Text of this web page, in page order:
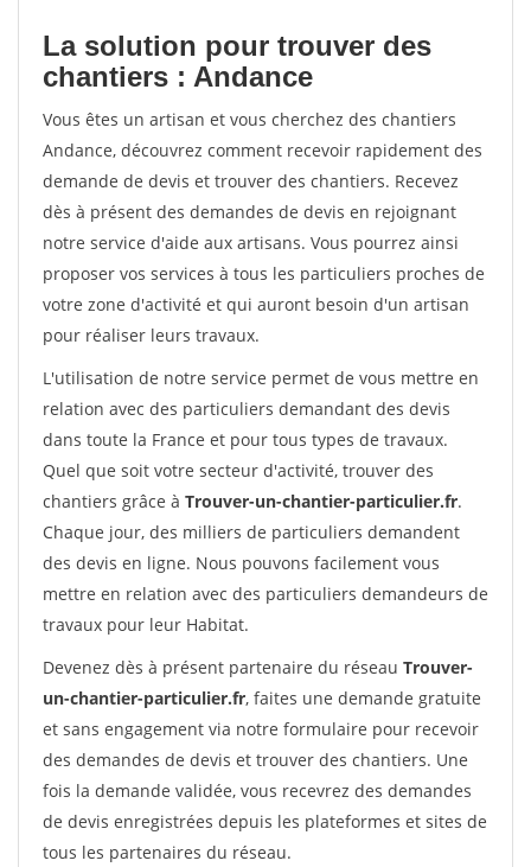
La solution pour trouver des
chantiers : Andance
Vous êtes un artisan et vous cherchez des chantiers
Andance, découvrez comment recevoir rapidement des
demande de devis et trouver des chantiers. Recevez
dès à présent des demandes de devis en rejoignant
notre service d'aide aux artisans. Vous pourrez ainsi
proposer vos services à tous les particuliers proches de
votre zone d'activité et qui auront besoin d'un artisan
pour réaliser leurs travaux.
L'utilisation de notre service permet de vous mettre en
relation avec des particuliers demandant des devis
dans toute la France et pour tous types de travaux.
Quel que soit votre secteur d'activité, trouver des
chantiers grâce à Trouver-un-chantier-particulier.fr.
Chaque jour, des milliers de particuliers demandent
des devis en ligne. Nous pouvons facilement vous
mettre en relation avec des particuliers demandeurs de
travaux pour leur Habitat.
Devenez dès à présent partenaire du réseau Trouver-
un-chantier-particulier.fr, faites une demande gratuite
et sans engagement via notre formulaire pour recevoir
des demandes de devis et trouver des chantiers. Une
fois la demande validée, vous recevrez des demandes
de devis enregistrées depuis les plateformes et sites de
tous les partenaires du réseau.